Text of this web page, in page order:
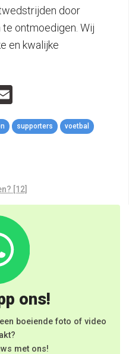
door
ontmoedigen. Wij
en kwalijke
supporters voetbal
[12]
ons!
boeiende foto of video
met ons!